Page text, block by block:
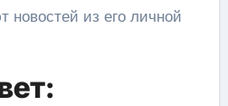
новостей из его личной